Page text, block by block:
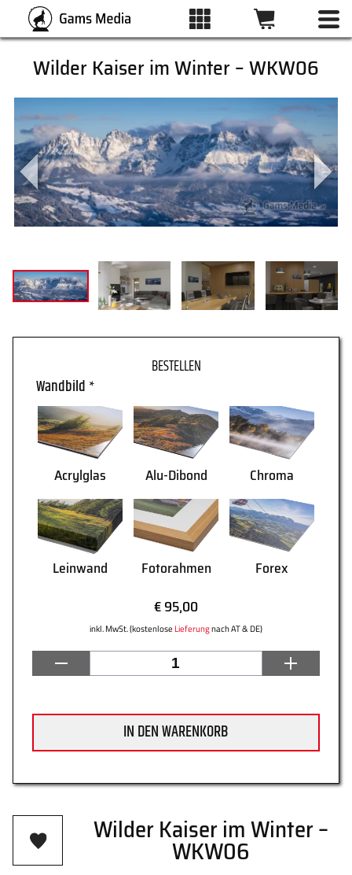
ALLE BILDER
KATEGORIEN
DRUCKARTEN
WUNSCHLISTE
ÜBER UNS
Lieferung
Gütesiegel
Wilder Kaiser im Winter – WKW06
Wandbild *
Acrylglas Alu-Dibond Chroma
Leinwand Fotorahmen
Forex
€ 95,00
inkl. MwSt. (kostenlose Lieferungnach AT & DE)
IN DEN WARENKORB
Wilder Kaiser im Winter –
WKW06